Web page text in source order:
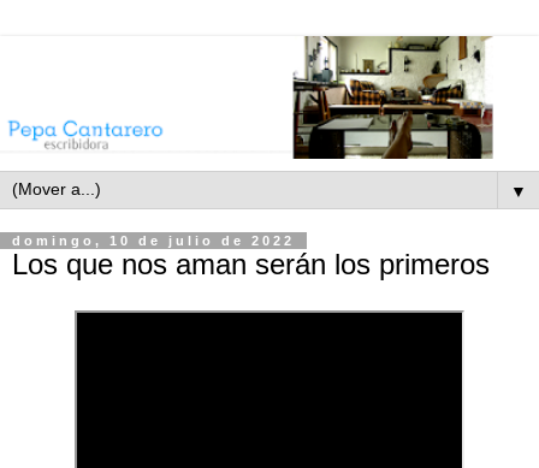
▼
domingo, 10 de julio de 2022
Los que nos aman serán los primeros